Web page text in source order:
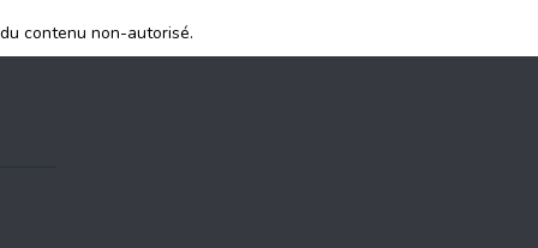
contenu non-autorisé.